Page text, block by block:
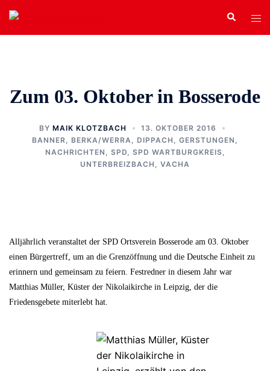
Zum
Inhalt
springen
Search
Zum 03. Oktober in Bosserode
BY MAIK KLOTZBACH
13. OKTOBER 2016
BANNER
BERKA/WERRA DIPPACH GERSTUNGEN
NACHRICHTEN
SPD SPD WARTBURGKREIS
UNTERBREIZBACH
VACHA
Alljährlich veranstaltet der SPD Ortsverein Bosserode am 03. Oktober
einen Bürgertreff, um an die Grenzöffnung und die Deutsche Einheit zu
erinnern und gemeinsam zu feiern. Festredner in diesem Jahr war
Matthias Müller, Küster der Nikolaikirche in Leipzig, der die
Friedensgebete miterlebt hat.